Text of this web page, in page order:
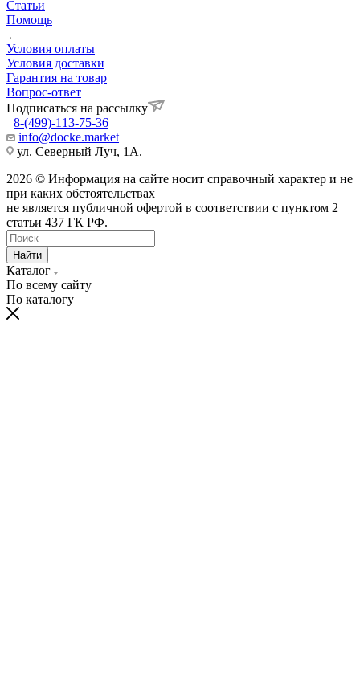
Статьи
Помощь
Условия оплаты
Условия доставки
Гарантия на товар
Вопрос-ответ
Подписаться на рассылку
8-(499)-113-75-36
info@docke.market
ул. Северный Луч, 1А.
2026 © Информация на сайте носит справочный характер и не
при каких обстоятельствах
не является публичной офертой в соответствии с пунктом 2
статьи 437 ГК РФ.
Найти
Каталог
По всему сайту
По каталогу